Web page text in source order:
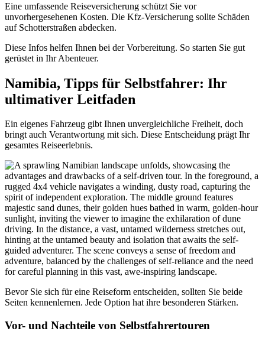
Eine umfassende Reiseversicherung schützt Sie vor
unvorhergesehenen Kosten. Die Kfz-Versicherung sollte Schäden
auf Schotterstraßen abdecken.
Diese Infos helfen Ihnen bei der Vorbereitung. So starten Sie gut
gerüstet in Ihr Abenteuer.
Namibia, Tipps für Selbstfahrer: Ihr
ultimativer Leitfaden
Ein eigenes Fahrzeug gibt Ihnen unvergleichliche Freiheit, doch
bringt auch Verantwortung mit sich. Diese Entscheidung prägt Ihr
gesamtes Reiseerlebnis.
Bevor Sie sich für eine Reiseform entscheiden, sollten Sie beide
Seiten kennenlernen. Jede Option hat ihre besonderen Stärken.
Vor- und Nachteile von Selbstfahrertouren